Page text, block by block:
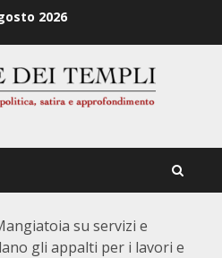
2026
su servizi e
gli appalti per i lavori e